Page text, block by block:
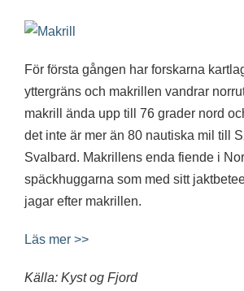
För första gången har forskarna
yttergräns och makrillen vandrar
makrill ända upp till 76 grader nord
det inte är mer än 80 nautiska mil till
Svalbard. Makrillens enda fiende i
späckhuggarna som med sitt
jagar efter makrillen.
Läs mer >>
Källa: Kyst og Fjord